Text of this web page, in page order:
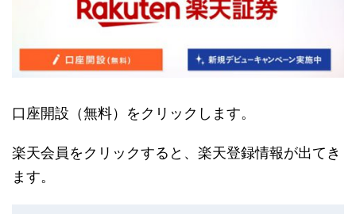
口座開設（無料）をクリックします。
楽天会員をクリックすると、楽天登録情報が出てき
ます。